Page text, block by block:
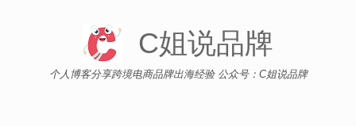
C姐说品牌
个人博客分享跨境电商品牌出海经验 公众号：C姐说品牌